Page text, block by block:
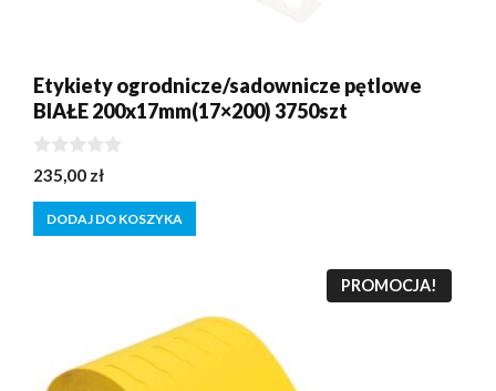
Etykiety ogrodnicze/sadownicze pętlowe
BIAŁE 200x17mm(17×200) 3750szt
0
z
5
235,00 zł
DODAJ DO KOSZYKA
PROMOCJA!